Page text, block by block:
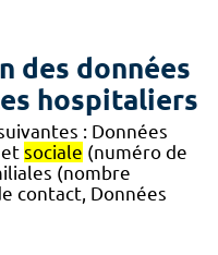
des données
hospitaliers
: Données
sociale (numéro de
(nombre
contact, Données